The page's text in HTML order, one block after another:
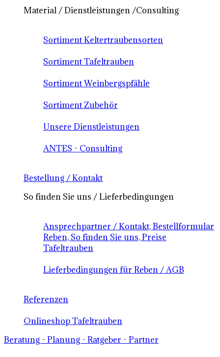
Material / Dienstleistungen /Consulting
Sortiment Keltertraubensorten
Sortiment Tafeltrauben
Sortiment Weinbergspfähle
Sortiment Zubehör
Unsere Dienstleistungen
ANTES - Consulting
Bestellung / Kontakt
So finden Sie uns / Lieferbedingungen
Ansprechpartner / Kontakt, Bestellformular
Reben, So finden Sie uns, Preise
Tafeltrauben
Lieferbedingungen für Reben / AGB
Referenzen
Onlineshop Tafeltrauben
Beratung - Planung - Ratgeber - Partner